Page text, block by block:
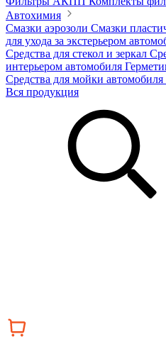
Автохимия
Смазки аэрозоли Смазки
для ухода за экстерьером
Средства для стекол и зеркал
интерьером автомобиля
Средства для мойки автомобиля
Вся продукция